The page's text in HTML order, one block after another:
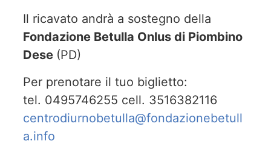
Il ricavato andrà a sostegno della
Fondazione Betulla Onlus di Piombino
Dese (PD)
Per prenotare il tuo biglietto:
tel. 0495746255 cell. 3516382116
centrodiurnobetulla@fondazionebetull
a.info